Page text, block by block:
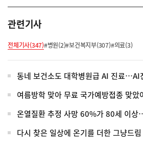
관련기사
전체기사(347)#병원(2)#보건복지부(307)#의료(3)
동네 보건소도 대학병원급 AI 진료…AI
여름방학 맞아 무료 국가예방접종 맞았
온열질환 추정 사망 60%가 80세 이상…초
다시 찾은 일상에 온기를 더한 그냥드림